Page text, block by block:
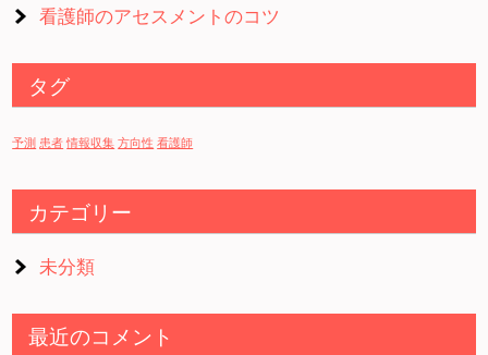
看護師のアセスメントのコツ
タグ
予測 患者 情報収集 方向性 看護師
カテゴリー
未分類
最近のコメント